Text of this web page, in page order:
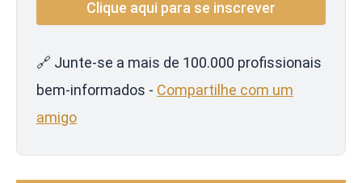
🔗 Junte-se a mais de 100.000 profissionais
bem-informados - Compartilhe com um
amigo